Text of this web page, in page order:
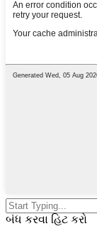
બંધ કરવા હિટ કરો